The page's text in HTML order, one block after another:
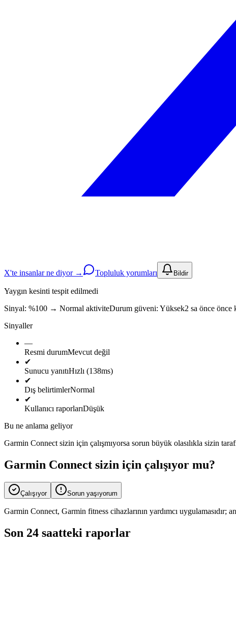
X'te insanlar ne diyor → Topluluk yorumları Bildir
Yaygın kesinti tespit edilmedi
Sinyal: %100 → Normal aktiviteDurum güveni: Yüksek2 sa önce önce
Sinyaller
—
Resmi durumMevcut değil
✔
Sunucu yanıtıHızlı (138ms)
✔
Dış belirtimlerNormal
✔
Kullanıcı raporlarıDüşük
Bu ne anlama geliyor
Garmin Connect sizin için çalışmıyorsa sorun büyük olasılıkla sizin
Garmin Connect sizin için çalışıyor mu?
Çalışıyor Sorun yaşıyorum
Garmin Connect, Garmin fitness cihazlarının yardımcı uygulamasıdır;
Son 24 saatteki raporlar